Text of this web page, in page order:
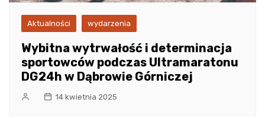
Aktualności wydarzenia
Wybitna wytrwałość i determinacja
sportowców podczas Ultramaratonu
DG24h w Dąbrowie Górniczej
14 kwietnia 2025